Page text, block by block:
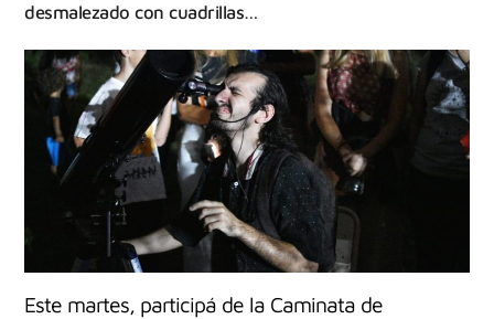
desmalezado con cuadrillas…
Este martes, participá de la Caminata de